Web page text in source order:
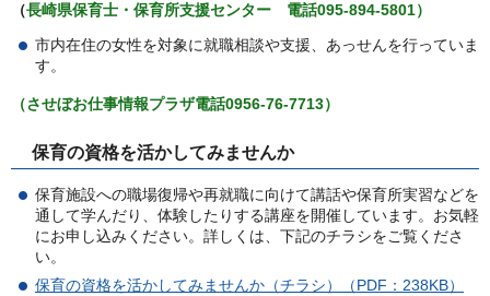
（長崎県保育士・保育所支援センター 電話095-894-5801）
市内在住の女性を対象に就職相談や支援、あっせんを行っていま
す。
（させぼお仕事情報プラザ電話0956-76-7713）
保育の資格を活かしてみませんか
保育施設への職場復帰や再就職に向けて講話や保育所実習などを
通して学んだり、体験したりする講座を開催しています。お気軽
にお申し込みください。詳しくは、下記のチラシをご覧くださ
い。
保育の資格を活かしてみませんか（チラシ）（PDF：238KB）